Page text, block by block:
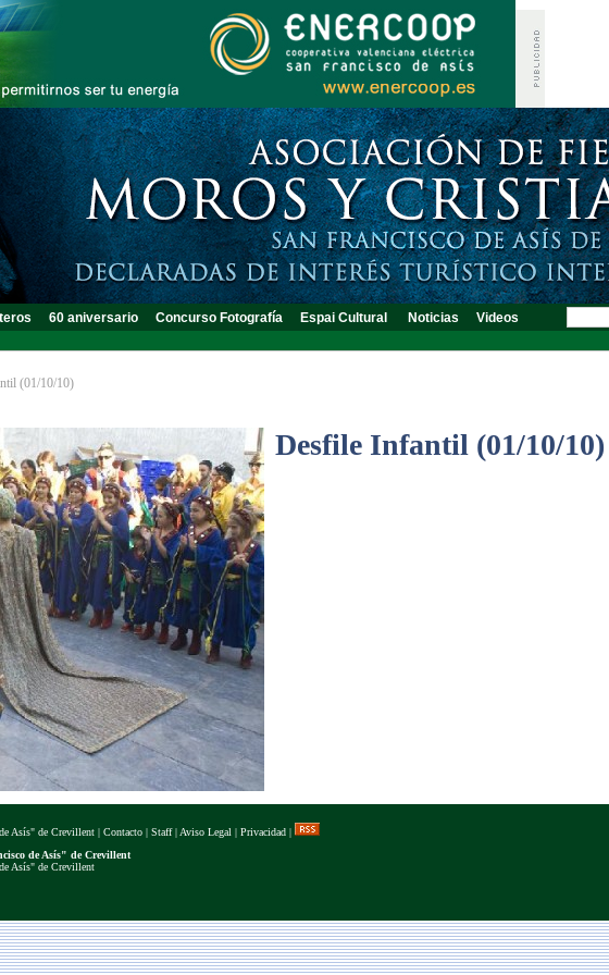
60 aniversario Concurso Fotografía Espai Cultural Noticias Videos
(01/10/10)
Desfile Infantil (01/10/10)
Asís" de Crevillent | Contacto | Staff| Aviso Legal | Privacidad |
de Asís" de Crevillent
Asís" de Crevillent